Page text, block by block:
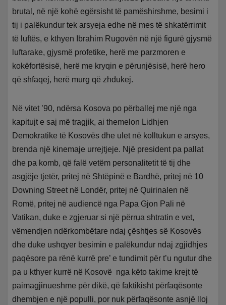
brutal, në një kohë egërsisht të pamëshirshme, besimi i
tij i palëkundur tek arsyeja edhe në mes të shkatërrimit
të luftës, e kthyen Ibrahim Rugovën në një figurë gjysmë
luftarake, gjysmë profetike, herë me parzmoren e
kokëfortësisë, herë me kryqin e përunjësisë, herë hero
që shfaqej, herë murg që zhdukej.
Në vitet ’90, ndërsa Kosova po përballej me një nga
kapitujt e saj më tragjik, ai themelon Lidhjen
Demokratike të Kosovës dhe ulet në kolltukun e arsyes,
brenda një kinemaje urrejtjeje. Një president pa pallat
dhe pa komb, që falë vetëm personalitetit të tij dhe
asgjëje tjetër, pritej në Shtëpinë e Bardhë, pritej në 10
Downing Street në Londër, pritej në Quirinalen në
Romë, pritej në audiencë nga Papa Gjon Pali në
Vatikan, duke e zgjeruar si një përrua shtratin e vet,
vëmendjen ndërkombëtare ndaj çështjes së Kosovës
dhe duke ushqyer besimin e palëkundur ndaj zgjidhjes
paqësore pa rënë kurrë pre’ e tundimit për t’u ngutur dhe
pa u kthyer kurrë në Kosovë nga këto takime krejt të
paimagjinueshme për dikë, që faktikisht përfaqësonte
dhembjen e një populli, por nuk përfaqësonte asnjë lloj